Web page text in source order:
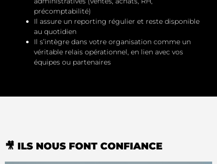
précomptabilité)
Il assure un reporting régulier et reste disponible
au quotidien
Il s’intègre dans votre organisation comme un
véritable relais opérationnel, en lien avec vos
équipes ou partenaires
🎥 ILS NOUS FONT CONFIANCE